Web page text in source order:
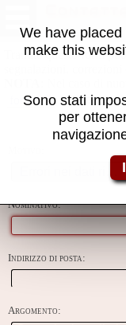
Tramite questo form
: Nel caso di
forum
creato
Nominativo:
Indirizzo di posta:
Argomento:
We have
make this
Sono stati
per